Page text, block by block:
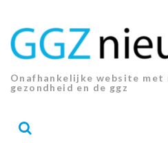
inhoud.
Onafhankelijke website met
gezondheid en de ggz